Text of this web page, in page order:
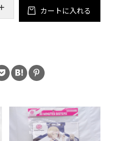
カートに入れる